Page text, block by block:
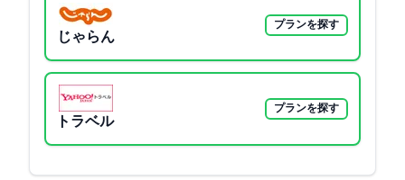
じゃらん
プランを探す
Yahoo!トラベル
プランを探す